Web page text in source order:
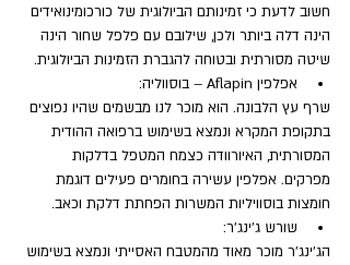
חשוב לדעת כי זמינותם הביולוגית של כורכומינואידים
הינה דלה ביותר ולכן, שילובם עם פלפל שחור הינה
שיטה מסורתית ובטוחה להגברת הזמינות הביולוגית.
אפלפין Aflapin – בוסווליה:
שרף עץ הלבונה. הוא מוכר לנו מבשמים שהיו נפוצים
בתקופת המקרא ונמצא בשימוש ברפואה ההודית
המסורתית, האיורוודה כצמח המטפל בדלקות
מפרקים. אפלפין עשירה בחומרים פעילים דוגמת
חומצות בוסוויליות המשרות הפחתת דלקת וכאב.
שורש ג'ינג'ר:
הג'ינג'ר מוכר מאוד מהמטבח האסייתי ונמצא בשימוש